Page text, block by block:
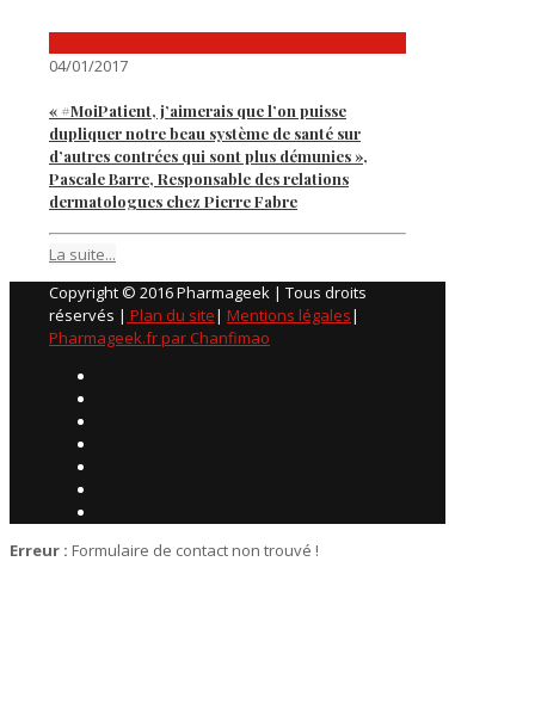
04/01/2017
« #MoiPatient, j’aimerais que l’on puisse
dupliquer notre beau système de santé sur
d’autres contrées qui sont plus démunies »,
Pascale Barre, Responsable des relations
dermatologues chez Pierre Fabre
La suite...
Copyright © 2016 Pharmageek | Tous droits
réservés | Plan du site| Mentions légales|
Pharmageek.fr par Chanfimao
Erreur : Formulaire de contact non trouvé !